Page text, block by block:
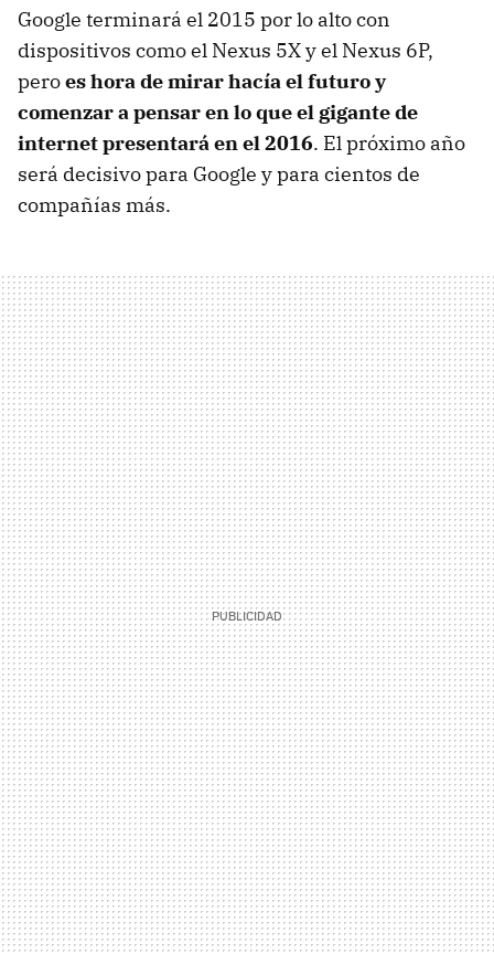
Google terminará el 2015 por lo alto con
dispositivos como el Nexus 5X y el Nexus 6P,
peroes hora de mirar hacía el futuro y
comenzar a pensar en lo que el gigante de
internet presentará en el 2016. El próximo año
será decisivo para Google y para cientos de
compañías más.